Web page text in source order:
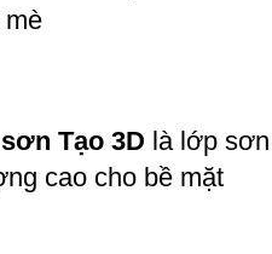
mè
Tạo 3D là lớp sơn
cao cho bề mặt